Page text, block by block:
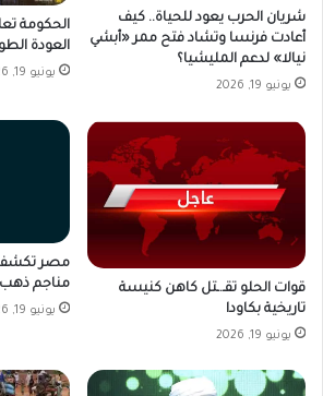
شريان الحرب يعود للحياة.. كيف
أعادت فرنسا وتشاد فتح ممر «أبشي
نيالا» لدعم المليشيا؟
يونيو 19, 2026
الحكومة
العودة
يونيو 19, 2026
قوات الحلو تقـ.ـتل كاهن كنيسة
تاريخية بكاودا
يونيو 19, 2026
مناجم
يونيو 19, 2026